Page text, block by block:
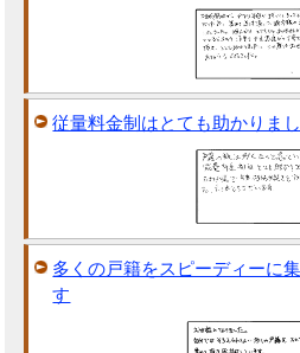
従量料金制はとても助かりま
多くの戸籍をスピーディーに
す